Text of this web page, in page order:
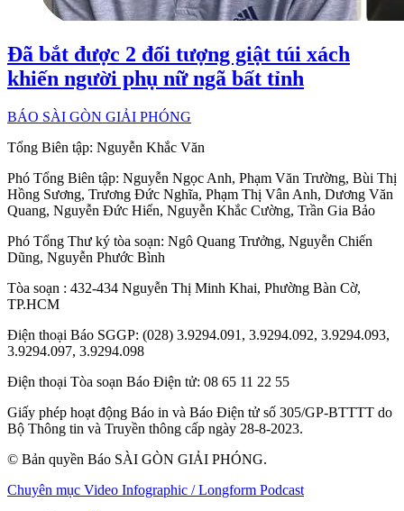
Đã bắt được 2 đối tượng giật túi xách
khiến người phụ nữ ngã bất tỉnh
BÁO SÀI GÒN GIẢI PHÓNG
Tổng Biên tập: Nguyễn Khắc Văn
Phó Tổng Biên tập: Nguyễn Ngọc Anh, Phạm Văn Trường, Bùi Thị
Hồng Sương, Trương Đức Nghĩa, Phạm Thị Vân Anh, Dương Văn
Quang, Nguyễn Đức Hiển, Nguyễn Khắc Cường, Trần Gia Bảo
Phó Tổng Thư ký tòa soạn: Ngô Quang Trưởng, Nguyễn Chiến
Dũng, Nguyễn Phước Bình
Tòa soạn : 432-434 Nguyễn Thị Minh Khai, Phường Bàn Cờ,
TP.HCM
Điện thoại Báo SGGP: (028) 3.9294.091, 3.9294.092, 3.9294.093,
3.9294.097, 3.9294.098
Điện thoại Tòa soạn Báo Điện tử: 08 65 11 22 55
Giấy phép hoạt động Báo in và Báo Điện tử số 305/GP-BTTTT do
Bộ Thông tin và Truyền thông cấp ngày 28-8-2023.
© Bản quyền Báo SÀI GÒN GIẢI PHÓNG.
Chuyên mục Video Infographic / Longform Podcast